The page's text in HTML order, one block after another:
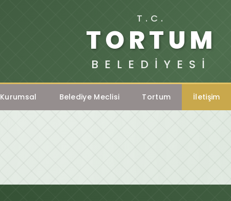
T.C.
TORTUM
BELEDİYESİ
Kurumsal Belediye Meclisi Tortum İletişim